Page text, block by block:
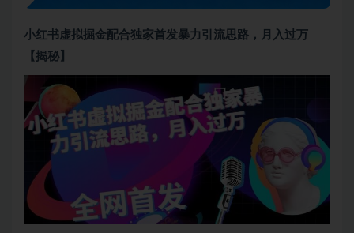
小红书虚拟掘金配合独家首发暴力引流思路，月入过万
【揭秘】